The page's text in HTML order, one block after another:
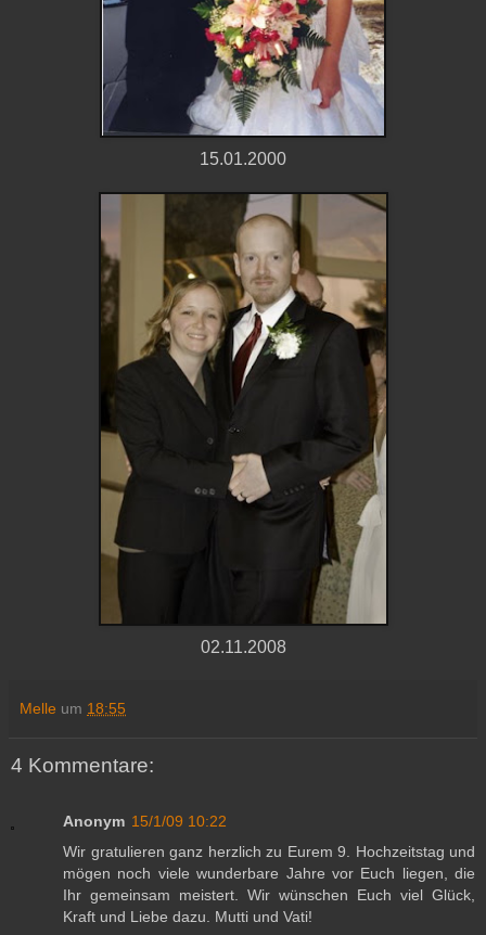
15.01.2000
02.11.2008
Melle um 18:55
4 Kommentare:
Anonym 15/1/09 10:22
Wir gratulieren ganz herzlich zu Eurem 9. Hochzeitstag und
mögen noch viele wunderbare Jahre vor Euch liegen, die
Ihr gemeinsam meistert. Wir wünschen Euch viel Glück,
Kraft und Liebe dazu. Mutti und Vati!